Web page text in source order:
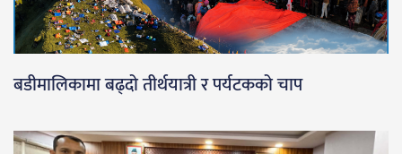
बडीमालिकामा बढ्दो तीर्थयात्री र पर्यटकको चाप